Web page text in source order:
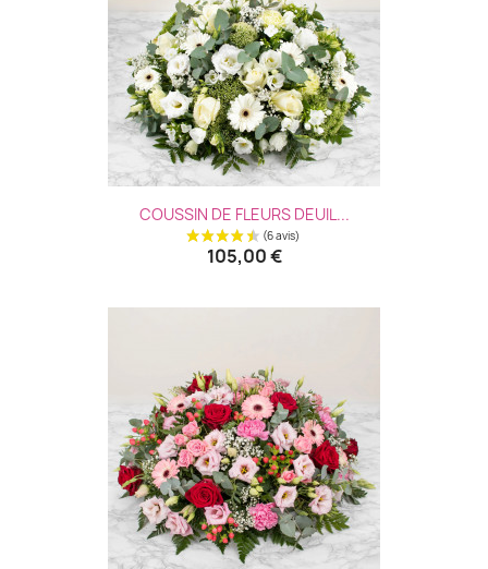
COUSSIN DE FLEURS DEUIL...
105,00 €